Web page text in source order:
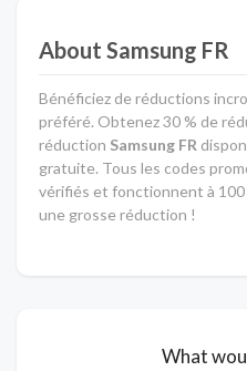
About Samsung FR
Bénéficiez de réductions
préféré. Obtenez 30 % de
réduction Samsung FR
gratuite. Tous les codes
vérifiés et fonctionnent à
une grosse réduction !
What